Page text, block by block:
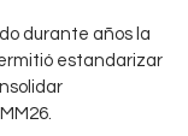
durante años la
estandarizar